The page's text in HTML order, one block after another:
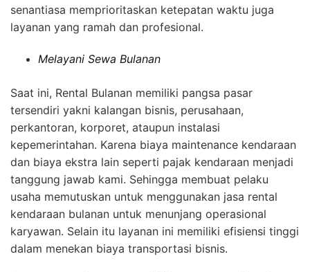
senantiasa memprioritaskan ketepatan waktu juga
layanan yang ramah dan profesional.
Melayani Sewa Bulanan
Saat ini, Rental Bulanan memiliki pangsa pasar
tersendiri yakni kalangan bisnis, perusahaan,
perkantoran, korporet, ataupun instalasi
kepemerintahan. Karena biaya maintenance kendaraan
dan biaya ekstra lain seperti pajak kendaraan menjadi
tanggung jawab kami. Sehingga membuat pelaku
usaha memutuskan untuk menggunakan jasa rental
kendaraan bulanan untuk menunjang operasional
karyawan. Selain itu layanan ini memiliki efisiensi tinggi
dalam menekan biaya transportasi bisnis.